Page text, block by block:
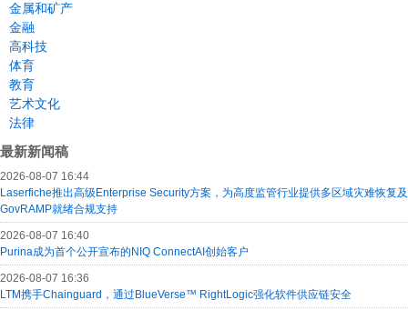
金属和矿产
金融
高科技
体育
教育
艺术文化
法律
最新新闻稿
2026-08-07 16:44
Laserfiche推出高级Enterprise Security方案，为高度监管行业提供多区域灾难恢复及
GovRAMP就绪合规支持
2026-08-07 16:40
Purina成为首个公开宣布的NIQ ConnectAI创始客户
2026-08-07 16:36
LTM携手Chainguard，通过BlueVerse™ RightLogic强化软件供应链安全